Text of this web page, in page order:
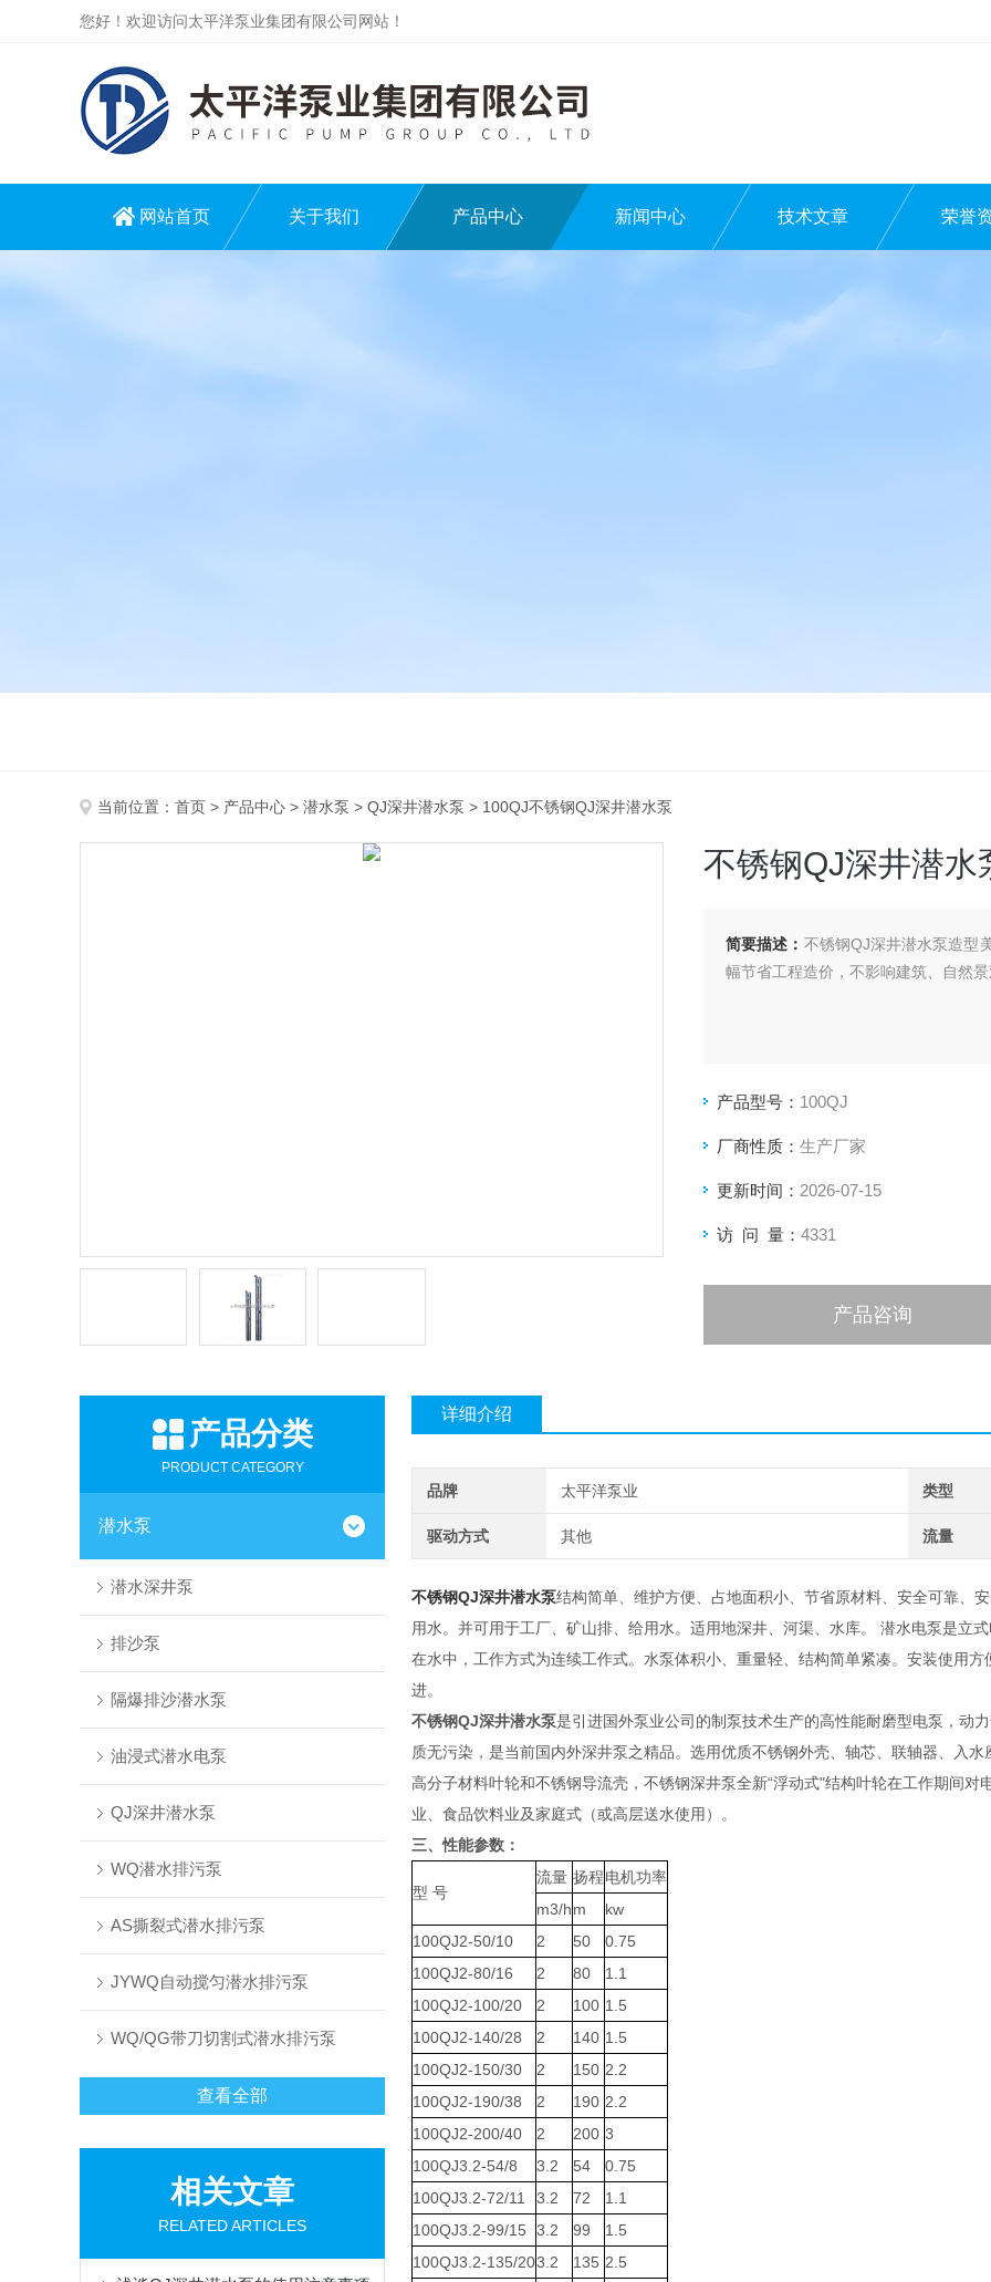
您好！欢迎访问太平洋泵业集团有限公司网站！
网站首页 关于我们 产品中心 新闻中心 技术文章 荣誉
当前位置： 首页 > 产品中心 > 潜水泵 > QJ深井潜水泵 > 100QJ不锈钢QJ深井潜水泵
不锈钢QJ深井潜水
简要描述： 不锈钢QJ深井潜水泵造型
幅节省工程造价，不影响建筑、自然
产品型号： 100QJ
厂商性质： 生产厂家
更新时间： 2026-07-15
访 问 量： 4331
产品咨询
产品分类
PRODUCT CATEGORY
潜水泵
潜水深井泵
排沙泵
隔爆排沙潜水泵
油浸式潜水电泵
QJ深井潜水泵
WQ潜水排污泵
AS撕裂式潜水排污泵
JYWQ自动搅匀潜水排污泵
WQ/QG带刀切割式潜水排污泵
查看全部
相关文章
RELATED ARTICLES
详细介绍
品牌 太平洋泵业 类型
驱动方式 其他 流量
不锈钢QJ深井潜水泵结构简单、维护方便、占地面积小、节省原材料、安全可靠、
用水。并可用于工厂、矿山排、给用水。适用地深井、河渠、水库。 潜水电泵是立
在水中，工作方式为连续工作式。水泵体积小、重量轻、结构简单紧凑。安装使用
进。
不锈钢QJ深井潜水泵是引进国外泵业公司的制泵技术生产的高性能耐磨型电泵，动
质无污染，是当前国内外深井泵之精品。选用优质不锈钢外壳、轴芯、联轴器、入
高分子材料叶轮和不锈钢导流壳，不锈钢深井泵全新“浮动式"结构叶轮在工作期间
业、食品饮料业及家庭式（或高层送水使用）。
三、性能参数：
型 号
流量 扬程电机功率
m3/hm
kw
100QJ2-50/10
2 50
0.75
100QJ2-80/16
2 80
1.1
100QJ2-100/20
2 100 1.5
100QJ2-140/28
2 140 1.5
100QJ2-150/30
2 150 2.2
100QJ2-190/38
2 190 2.2
100QJ2-200/40
2 200 3
100QJ3.2-54/8
3.2 54
0.75
100QJ3.2-72/11
3.2 72
1.1
100QJ3.2-99/15
3.2 99
1.5
100QJ3.2-135/203.2 135 2.5